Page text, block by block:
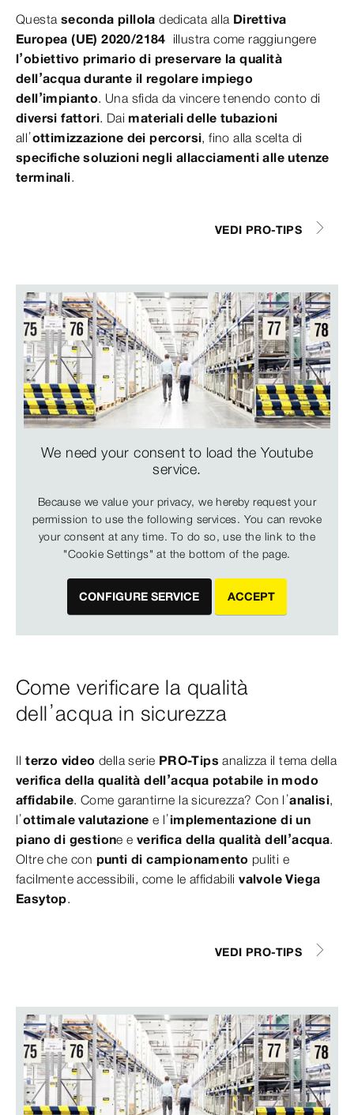
Questa seconda pillola dedicata alla Direttiva
Europea (UE) 2020/2184 illustra come raggiungere
l’obiettivo primario di preservare la qualità
dell’acqua durante il regolare impiego
dell’impianto. Una sfida da vincere tenendo conto di
diversi fattori. Dai materiali delle tubazioni
all’ottimizzazione dei percorsi, fino alla scelta di
specifiche soluzioni negli allacciamenti alle utenze
terminali.
VEDI PRO-TIPS
We need your consent to load the Youtube
service.
Because we value your privacy, we hereby request your
permission to use the following services. You can revoke
your consent at any time. To do so, use the link to the
"Cookie Settings" at the bottom of the page.
CONFIGURE SERVICE ACCEPT
Come verificare la qualità
dell’acqua in sicurezza
Ilterzo video della serie PRO-Tips analizza il tema della
verifica della qualità dell’acqua potabile in modo
affidabile. Come garantirne la sicurezza? Con l’analisi,
l’ottimale valutazione e l’implementazione di un
piano di gestione everifica della qualità dell’acqua.
Oltre che con punti di campionamento puliti e
facilmente accessibili, come le affidabilivalvole Viega
Easytop.
VEDI PRO-TIPS